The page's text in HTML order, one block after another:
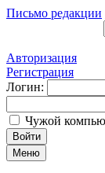
Письмо редакции
Авторизация
Регистрация
Логин:
Чужой
Войти
Меню